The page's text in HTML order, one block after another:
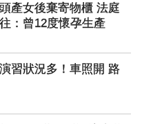
產女後棄寄物櫃 法庭
：曾12度懷孕生產
習狀況多！車照開 路